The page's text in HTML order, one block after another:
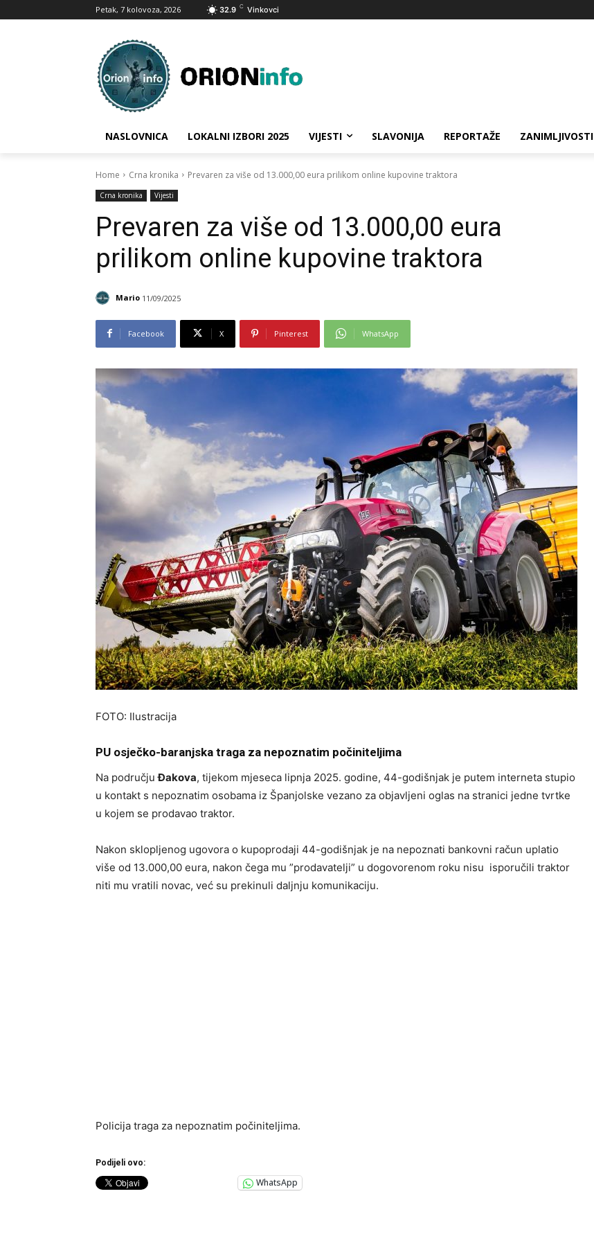
Petak, 7 kolovoza, 2026 32.9 C Vinkovci
NASLOVNICA LOKALNI IZBORI 2025 VIJESTI SLAVONIJA REPORTAŽE ZANIMLJIVOSTI
Home Crna kronika Prevaren za više od 13.000,00 eura prilikom online kupovine traktora
Crna kronika Vijesti
Prevaren za više od 13.000,00 eura
prilikom online kupovine traktora
Mario 11/09/2025
Facebook X Pinterest WhatsApp
FOTO: Ilustracija
PU osječko-baranjska traga za nepoznatim počiniteljima
Na područjuĐakova, tijekom mjeseca lipnja 2025. godine, 44-godišnjak je putem interneta stupio
u kontakt s nepoznatim osobama iz Španjolske vezano za objavljeni oglas na stranici jedne tvrtke
u kojem se prodavao traktor.
Nakon sklopljenog ugovora o kupoprodaji 44-godišnjak je na nepoznati bankovni račun uplatio
više od 13.000,00 eura, nakon čega mu ”prodavatelji” u dogovorenom roku nisu isporučili traktor
niti mu vratili novac, već su prekinuli daljnju komunikaciju.
Policija traga za nepoznatim počiniteljima.
Podijeli ovo:
WhatsApp